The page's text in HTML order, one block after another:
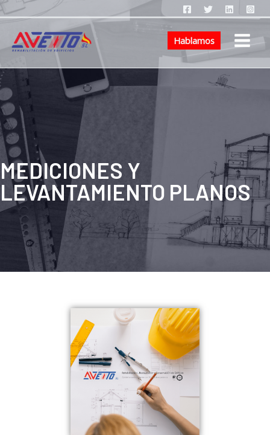
Hablamos
MEDICIONES Y
LEVANTAMIENTO PLANOS